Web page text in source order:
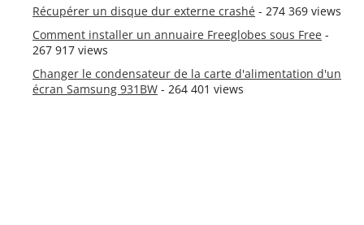
Récupérer un disque dur externe crashé - 274 369 views
Comment installer un annuaire Freeglobes sous Free -
267 917 views
Changer le condensateur de la carte d'alimentation d'un
écran Samsung 931BW - 264 401 views